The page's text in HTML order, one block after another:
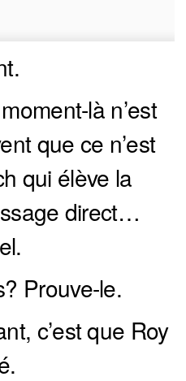
là n’est
que ce n’est
qui élève la
direct…
Prouve-le.
c’est que Roy